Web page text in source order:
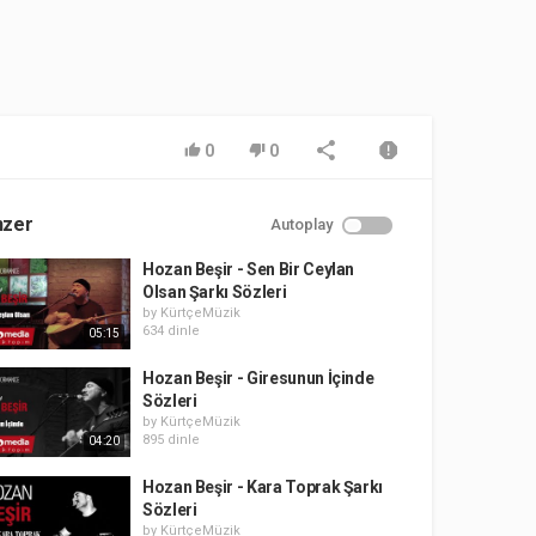
0 0
Autoplay
05:15
Hozan Beşir - Sen Bir Ceylan
Olsan Şarkı Sözleri
by KürtçeMüzik
634 dinle
04:20
Hozan Beşir - Giresunun İçinde
Sözleri
by KürtçeMüzik
895 dinle
Hozan Beşir - Kara Toprak Şarkı
Sözleri
by KürtçeMüzik